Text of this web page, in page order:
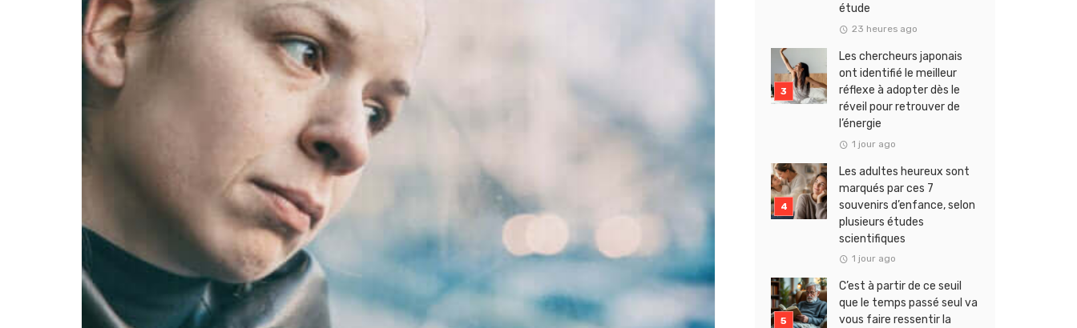
étude
23 heures ago
Les chercheurs japonais
ont identifié le meilleur
réflexe à adopter dès le
réveil pour retrouver de
l’énergie
1 jour ago
Les adultes heureux sont
marqués par ces 7
souvenirs d’enfance, selon
plusieurs études
scientifiques
1 jour ago
C’est à partir de ce seuil
que le temps passé seul va
vous faire ressentir la